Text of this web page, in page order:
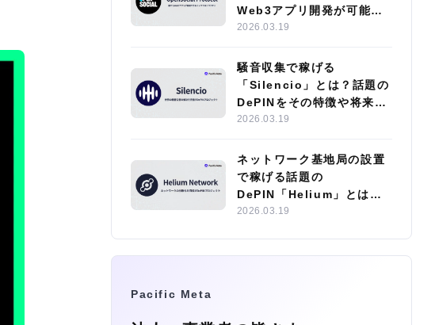
Web3アプリ開発が可能
に？注目の開発技術や
2026.03.19
騒音収集で稼げる
「Silencio」とは？話題の
DePINをその特徴や将来性
とともに解説
2026.03.19
ネットワーク基地局の設置
で稼げる話題の
DePIN「Helium」とは？
エコシステムやサブDAOの
2026.03.19
Pacific Meta